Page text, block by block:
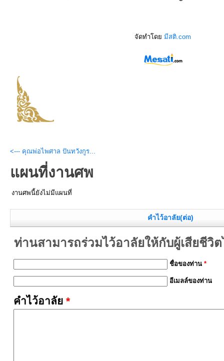
จัดทำโดย มีสติ.com
<--- คุณพ่อไพศาล ปันทวังกูร...
แผนที่งานศพ
งานศพนี้ยังไม่มีแผนที่
คำไว้อาลัย(ต่อ)
ท่านสามารถร่วมไว้อาลัยให้กับผู้เสียชีวิ
ชื่อของท่าน*
อีเมลล์ของท่าน
คำไว้อาลัย *